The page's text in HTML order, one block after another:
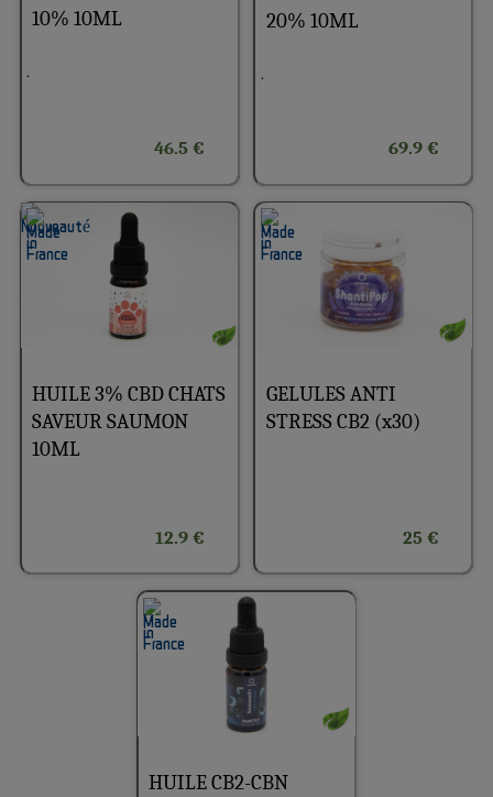
10% 10ML
46.5 €
20% 10ML
69.9 €
HUILE 3% CBD CHATS
SAVEUR SAUMON
10ML
12.9 €
GELULES ANTI
STRESS CB2 (x30)
25 €
HUILE CB2-CBN